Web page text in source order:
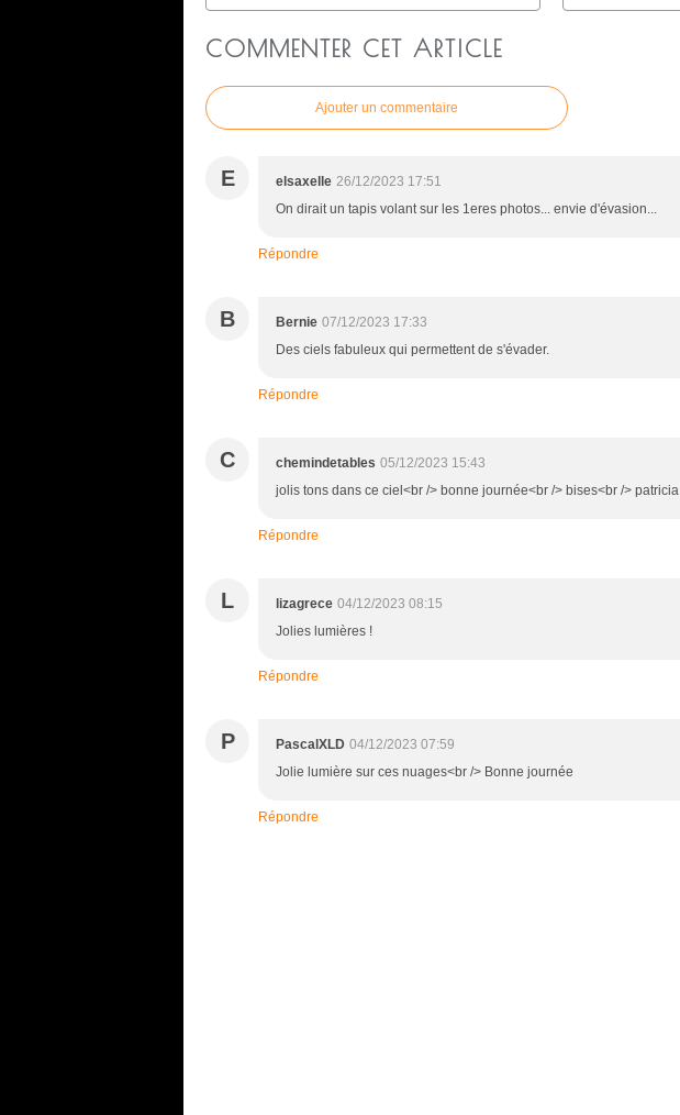
COMMENTER CET ARTICLE
Ajouter un commentaire
E elsaxelle 26/12/2023 17:51
On dirait un tapis volant sur les 1eres photos... envie d'évasion...
Répondre
B Bernie 07/12/2023 17:33
Des ciels fabuleux qui permettent de s'évader.
Répondre
C chemindetables 05/12/2023 15:43
jolis tons dans ce ciel<br /> bonne journée<br /> bises<br /> patricia
Répondre
L lizagrece 04/12/2023 08:15
Jolies lumières !
Répondre
P PascalXLD 04/12/2023 07:59
Jolie lumière sur ces nuages<br /> Bonne journée
Répondre